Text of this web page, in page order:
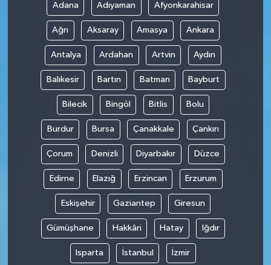
Adana Adıyaman Afyonkarahisar
Ağrı Aksaray Amasya Ankara
Antalya Ardahan Artvin Aydın
Balıkesir Bartın Batman Bayburt
Bilecik Bingöl Bitlis Bolu
Burdur Bursa Çanakkale Çankırı
Çorum Denizli Diyarbakır Düzce
Edirne Elazığ Erzincan Erzurum
Eskişehir Gaziantep Giresun
Gümüşhane Hakkâri Hatay Iğdır
Isparta İstanbul İzmir